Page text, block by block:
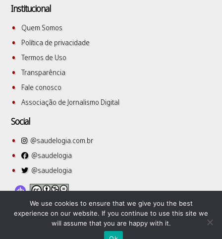
Institucional
Quem Somos
Política de privacidade
Termos de Uso
Transparência
Fale conosco
Associação de Jornalismo Digital
Social
@saudelogia.com.br
@saudelogia
@saudelogia
| WordPress Theme by
We use cookies to ensure that we give you the best
experience on our website. If you continue to use this site we
will assume that you are happy with it.